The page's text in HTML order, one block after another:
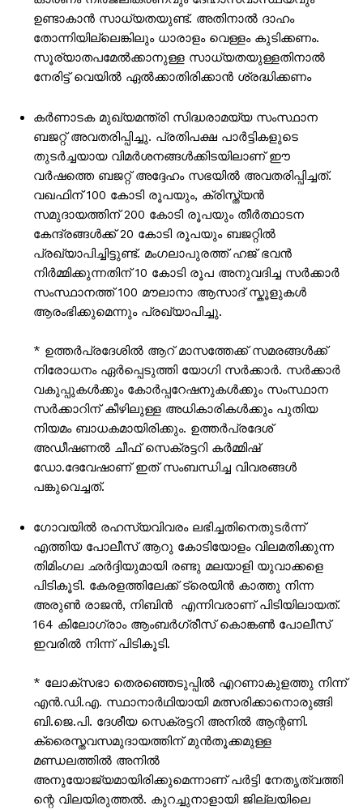
ഉണ്ടാകാൻ സാധ്യതയുണ്ട്. അതിനാൽ ദാഹം
തോന്നിയില്ലെങ്കിലും ധാരാളം വെള്ളം കുടിക്കണം.
സൂര്യാതപമേൽക്കാനുള്ള സാധ്യതയുള്ളതിനാൽ
നേരിട്ട് വെയിൽ ഏൽക്കാതിരിക്കാൻ ശ്രദ്ധിക്കണം
കർണാടക മുഖ്യമന്ത്രി സിദ്ധരാമയ്യ സംസ്ഥാന
ബജറ്റ് അവതരിപ്പിച്ചു. പ്രതിപക്ഷ പാർട്ടികളുടെ
തുടർച്ചയായ വിമർശനങ്ങൾക്കിടയിലാണ് ഈ
വർഷത്തെ ബജറ്റ് അദ്ദേഹം സഭയിൽ അവതരിപ്പിച്ചത്.
വഖഫിന് 100 കോടി രൂപയും, ക്രിസ്ത്യൻ
സമുദായത്തിന് 200 കോടി രൂപയും തീർത്ഥാടന
കേന്ദ്രങ്ങൾക്ക് 20 കോടി രൂപയും ബജറ്റിൽ
പ്രഖ്യാപിച്ചിട്ടുണ്ട്. മംഗലാപുരത്ത് ഹജ് ഭവൻ
നിർമ്മിക്കുന്നതിന് 10 കോടി രൂപ അനുവദിച്ച സർക്കാർ
സംസ്ഥാനത്ത് 100 മൗലാനാ ആസാദ് സ്കൂളുകൾ
ആരംഭിക്കുമെന്നും പ്രഖ്യാപിച്ചു.
* ഉത്തർപ്രദേശിൽ ആറ് മാസത്തേക്ക് സമരങ്ങൾക്ക്
നിരോധനം ഏർപ്പെടുത്തി യോഗി സർക്കാർ. സർക്കാർ
വകുപ്പുകൾക്കും കോർപ്പറേഷനുകൾക്കും സംസ്ഥാന
സർക്കാറിന് കീഴിലുള്ള അധികാരികൾക്കും പുതിയ
നിയമം ബാധകമായിരിക്കും. ഉത്തർപ്രദേശ്
അഡീഷണൽ ചീഫ് സെക്രട്ടറി കർമ്മിഷ്
ഡോ.ദേവേഷാണ് ഇത് സംബന്ധിച്ച വിവരങ്ങൾ
പങ്കുവെച്ചത്.
ഗോവയിൽ രഹസ്യവിവരം ലഭിച്ചതിനെതുടർന്ന്
എത്തിയ പോലീസ് ആറു കോടിയോളം വിലമതിക്കുന്ന
തിമിംഗല ഛർദ്ദിയുമായി രണ്ടു മലയാളി യുവാക്കളെ
പിടികൂടി. കേരളത്തിലേക്ക് ട്രെയിൻ കാത്തു നിന്ന
അരുൺ രാജൻ, നിബിൻ എന്നിവരാണ് പിടിയിലായത്.
164 കിലോഗ്രാം ആംബർഗ്രീസ് കൊങ്കൺ പോലീസ്
ഇവരിൽ നിന്ന് പിടികൂടി.
* ലോക്സഭാ തെരഞ്ഞെടുപ്പിൽ എറണാകുളത്തു നിന്ന്
എന്‍.ഡി.എ. സ്ഥാനാര്‍ഥിയായി മത്സരിക്കാനൊരുങ്ങി
ബി.ജെ.പി. ദേശീയ സെക്രട്ടറി അനില്‍ ആന്റണി.
ക്രൈസ്തവസമുദായത്തിന് മുന്‍തൂക്കമുള്ള
മണ്ഡലത്തില്‍ അനിൽ
അനുയോജ്യമായിരിക്കുമെന്നാണ് പർട്ടി നേതൃത്വത്തി​
ന്റെ വിലയിരുത്തൽ. കുറച്ചുനാളായി ജില്ലയിലെ